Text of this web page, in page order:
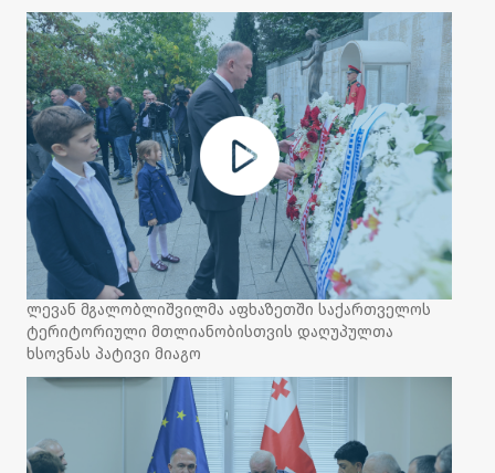
ლევან მგალობლიშვილმა აფხაზეთში საქართველოს
ტერიტორიული მთლიანობისთვის დაღუპულთა
ხსოვნას პატივი მიაგო